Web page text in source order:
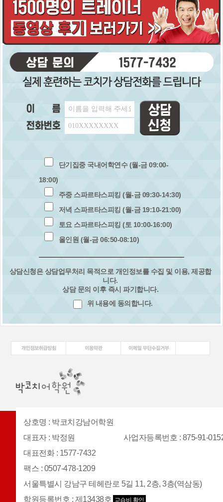
단기집중 국내어학연수 (월-금 09:00-
18:00)
주중 스파르타스피킹 (월-금 09:30-14:30)
저녁 스파르타스피킹 (월-금 19:10-21:00)
토요 스파르타스피킹 (토 10:00-16:00)
올인원 (월-금 06:50-08:10)
상담신청은 상담업무처리 목적으로 개인정보를 수집 및 이용, 제공합
니다.
상담 문의 이후 즉시 파기합니다.
위 내용에 동의합니다.
상호명 : 박코치강남어학원
대표자: 박정원 사업자등록번호 : 875-91-
대표전화: 1577-7432
팩스 : 0507-478-1209
서울특별시 강남구 테헤란로 5길 11, 2층, 3층(역삼동)
학원등록번호 : 제13438호 교습비 확인